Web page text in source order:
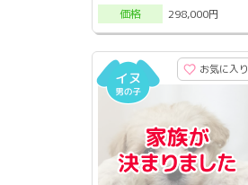
価格
298,000円
お気に入り